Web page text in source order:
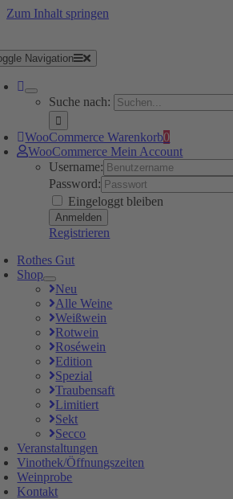
Zum Inhalt springen
Navigation
Suche nach:
WooCommerce Warenkorb0
WooCommerce Mein Account
Username:
Password:
Eingeloggt bleiben
Registrieren
Rothes Gut
Shop
Neu
Alle Weine
Weißwein
Rotwein
Roséwein
Edition
Spezial
Traubensaft
Limitiert
Sekt
Secco
Veranstaltungen
Vinothek/Öffnungszeiten
Weinprobe
Kontakt